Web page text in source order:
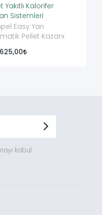
Yakıtlı Kalorifer
Sistemleri
Easy Yarı
Pellet Kazanı
kabul